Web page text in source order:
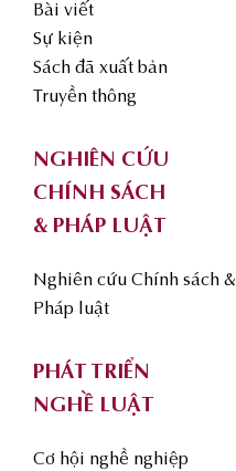
Bài viết
Sự kiện
Sách đã xuất bản
Truyền thông
NGHIÊN CỨU
CHÍNH SÁCH
& PHÁP LUẬT
Nghiên cứu Chính sách &
Pháp luật
PHÁT TRIỂN
NGHỀ LUẬT
Cơ hội nghề nghiệp